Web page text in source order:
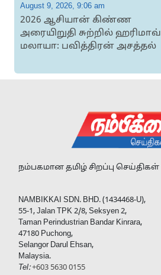
August 9, 2026, 9:06 am
2026 ஆசியான் கிண்ண
அரையிறுதி சுற்றில் ஹரிமாவ்
மலாயா: பவித்திரன் அசத்தல்
நம்பகமான தமிழ் சிறப்பு செய்திகள்
NAMBIKKAI SDN. BHD. (1434468-U),
55-1, Jalan TPK 2/8, Seksyen 2,
Taman Perindustrian Bandar Kinrara,
47180 Puchong,
Selangor Darul Ehsan,
Malaysia.
Tel:+603 5630 0155